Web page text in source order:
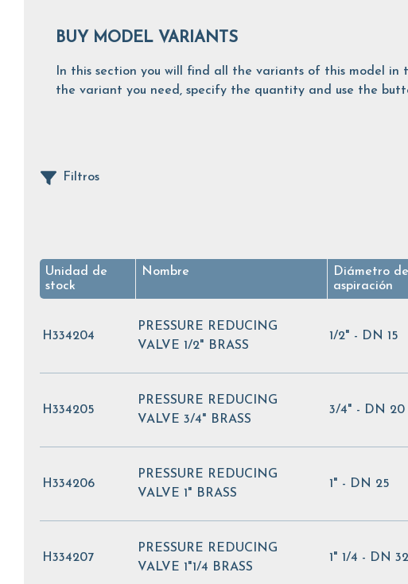
BUY MODEL VARIANTS
In this section you will find all the variants of this model in
the variant you need, specify the quantity and use the
Filtros
Unidad de
stock
Nombre
Diámetro de
aspiración
H334204
PRESSURE REDUCING
VALVE 1/2" BRASS
1/2" - DN 15
H334205
PRESSURE REDUCING
VALVE 3/4" BRASS
3/4" - DN 20
H334206
PRESSURE REDUCING
VALVE 1" BRASS
1" - DN 25
H334207
PRESSURE REDUCING
VALVE 1"1/4 BRASS
1" 1/4 - DN 32